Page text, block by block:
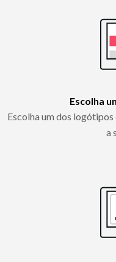
Escolha
Escolha um dos
a